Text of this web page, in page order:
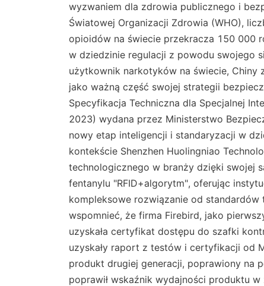
wyzwaniem dla zdrowia publicznego i
Światowej Organizacji Zdrowia (WHO),
opioidów na świecie przekracza 150 000
w dziedzinie regulacji z powodu swojego
użytkownik narkotyków na świecie, Chiny
jako ważną część swojej strategii
Specyfikacja Techniczna dla Specjalnej
2023) wydana przez Ministerstwo
nowy etap inteligencji i standaryzacji w
kontekście Shenzhen Huolingniao
technologicznego w branży dzięki swojej
fentanylu "RFID+algorytm", oferując
kompleksowe rozwiązanie od
wspomnieć, że firma Firebird, jako
uzyskała certyfikat dostępu do szafki
uzyskały raport z testów i certyfikacji od
produkt drugiej generacji, poprawiony na
poprawił wskaźnik wydajności produktu